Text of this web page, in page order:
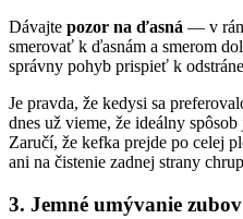
Dávajte pozor na ďasná — v
smerovať k ďasnám a smerom
správny pohyb prispieť k
Je pravda, že kedysi sa
dnes už vieme, že ideálny
Zaručí, že kefka prejde po celej
ani na čistenie zadnej strany
3. Jemné umývanie zubov